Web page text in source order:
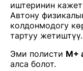
иштеринин
Автону
колдонмодогу
тартуу жетиштүү.
Эми полисти М+
алса болот.